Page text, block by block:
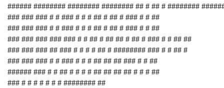
###### ######## ######## ######## ## # ## # ########
### ### ### # # ### # # # ## # ## # ### # # ##
### ### ### # # ### # # # ## # ## # ### # # ##
### ### ### ### ### # # ## # ## ## # ## # ### # # ## ##
### ### ### ## ### # # # # ## # ######## ### # # ## #
### ### ### # # ### # # # ## ## ## ### # # ##
###### ### # # ## # # # # ## ## ## ## # # # ##
### # # # # # # # ######## ##